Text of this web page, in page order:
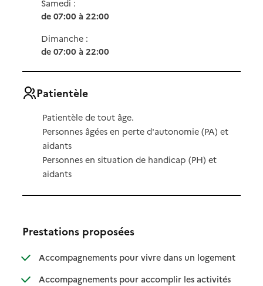
Samedi :
de 07:00 à 22:00
Dimanche :
de 07:00 à 22:00
Patientèle
Patientèle de tout âge.
Personnes âgées en perte d'autonomie (PA) et
aidants
Personnes en situation de handicap (PH) et
aidants
Prestations proposées
Accompagnements pour vivre dans un logement
:
: non
Accompagnements pour accomplir les activités